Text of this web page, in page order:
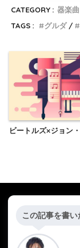
CATEGORY : 器楽曲
TAGS :
グルダ
ビートルズ×ジョン
この記事を書い